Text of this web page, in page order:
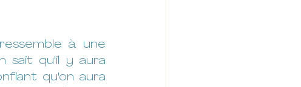
à une
sait qu'il y aura
qu'on aura